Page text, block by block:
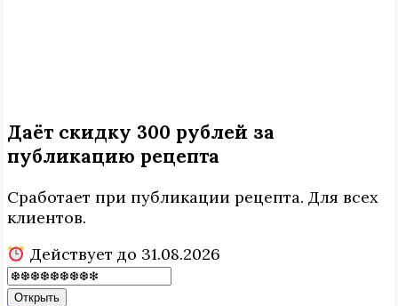
Даёт скидку 300 рублей за
публикацию рецепта
Сработает при публикации рецепта. Для всех
клиентов.
Действует до 31.08.2026
Открыть